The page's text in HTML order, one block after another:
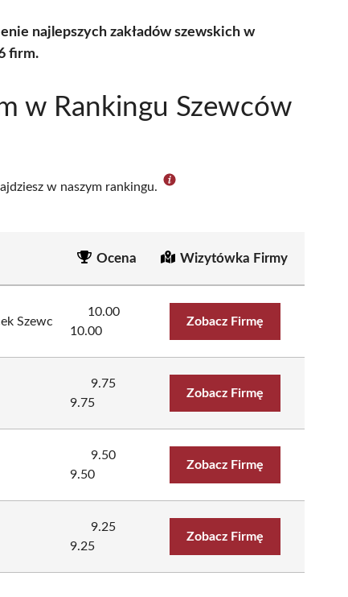
najlepszych zakładów szewskich w
firm.
w Rankingu Szewców
w naszym rankingu.
Ocena Wizytówka Firmy
Szewc
10.00
10.00
Zobacz Firmę
9.75
9.75
Zobacz Firmę
9.50
9.50
Zobacz Firmę
9.25
9.25
Zobacz Firmę